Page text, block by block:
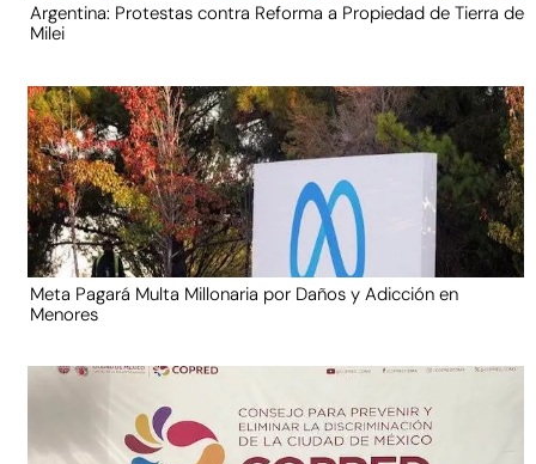
Argentina: Protestas contra Reforma a Propiedad de Tierra de
Milei
Meta Pagará Multa Millonaria por Daños y Adicción en
Menores